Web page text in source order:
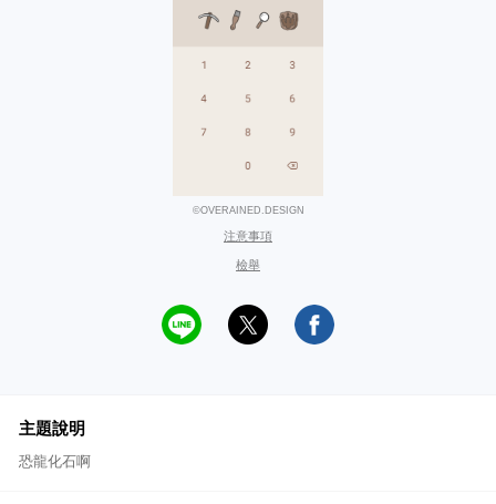
©OVERAINED.DESIGN
注意事項
檢舉
主題說明
恐龍化石啊